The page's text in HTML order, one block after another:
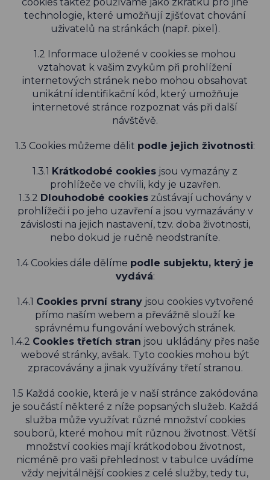
technologie, které umožňují zjišťovat chování
uživatelů na stránkách (např. pixel).
1.2 Informace uložené v cookies se mohou
vztahovat k vašim zvykům při prohlížení
internetových stránek nebo mohou obsahovat
unikátní identifikační kód, který umožňuje
internetové stránce rozpoznat vás při další
návštěvě.
1.3 Cookies můžeme dělit podle jejich životnosti:
1.3.1 Krátkodobé cookies jsou vymazány z
prohlížeče ve chvíli, kdy je uzavřen.
1.3.2 Dlouhodobé cookies zůstávají uchovány v
prohlížeči i po jeho uzavření a jsou vymazávány v
závislosti na jejich nastavení, tzv. doba životnosti,
nebo dokud je ručně neodstraníte.
1.4 Cookies dále dělíme podle subjektu, který je
vydává:
1.4.1 Cookies první stranyjsou cookies vytvořené
přímo naším webem a převážně slouží ke
správnému fungování webových stránek.
1.4.2 Cookies třetích stran jsou ukládány přes naše
webové stránky, avšak. Tyto cookies mohou být
zpracovávány a jinak využívány třetí stranou.
1.5 Každá cookie, která je v naší stránce zakódována
je součástí některé z níže popsaných služeb. Každá
služba může využívat různé množství cookies
souborů, které mohou mít různou životnost. Větší
množství cookies mají krátkodobou životnost,
nicméně pro vaši přehlednost v tabulce uvádíme
vždy nejvitálnější cookies z celé služby, tedy tu,